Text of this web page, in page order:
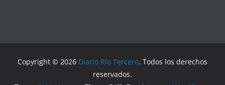
Copyright © 2026 Diario Río Tercero. Todos los derechos
reservados.